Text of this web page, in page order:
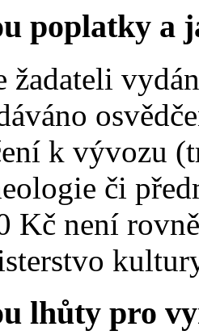
poplatky a
žadateli
k vývozu
či
Kč není
lhůty pro